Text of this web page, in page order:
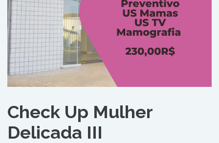
Check Up Mulher
Delicada III